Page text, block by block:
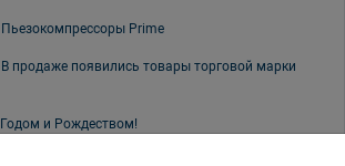
Prime
продаже появились товары торговой марки
и Рождеством!